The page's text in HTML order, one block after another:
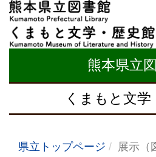
熊本県立
くまもと文学
県立トップページ 展示（